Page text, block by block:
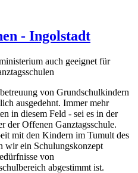
- Ingolstadt
auch geeignet für
von Grundschulkindern
ausgedehnt. Immer mehr
in diesem Feld - sei es in der
der Offenen Ganztagsschule.
mit den Kindern im Tumult des
wir ein Schulungskonzept
von
abgestimmt ist.